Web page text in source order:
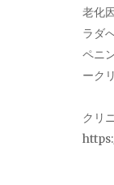
老化
ラダ
ペニ
ーク
クリ